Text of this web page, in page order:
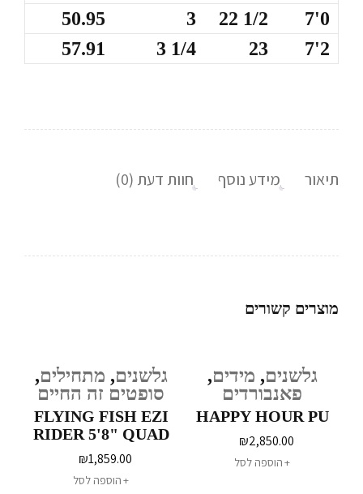
7'0
22 1/2
3
50.95
7'2
23
3 1/4
57.91
תיאור מידע נוסף חוות דעת (0)
מוצרים קשורים
גלשנים, מידים,
פאנבורדים
HAPPY HOUR PU
₪2,850.00
הוספה לסל
גלשנים, מתחילים,
סופטים זה החיים
FLYING FISH EZI
RIDER 5'8" QUAD
₪1,859.00
הוספה לסל